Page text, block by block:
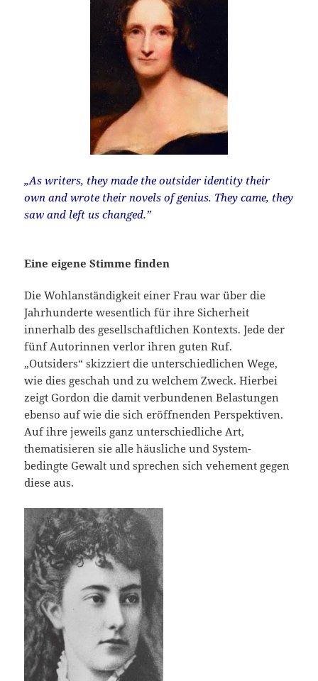
„As writers, they made the outsider identity their
own and wrote their novels of genius. They came, they
saw and left us changed.”
Eine eigene Stimme finden
Die Wohlanständigkeit einer Frau war über die
Jahrhunderte wesentlich für ihre Sicherheit
innerhalb des gesellschaftlichen Kontexts. Jede der
fünf Autorinnen verlor ihren guten Ruf.
„Outsiders“ skizziert die unterschiedlichen Wege,
wie dies geschah und zu welchem Zweck. Hierbei
zeigt Gordon die damit verbundenen Belastungen
ebenso auf wie die sich eröffnenden Perspektiven.
Auf ihre jeweils ganz unterschiedliche Art,
thematisieren sie alle häusliche und System-
bedingte Gewalt und sprechen sich vehement gegen
diese aus.